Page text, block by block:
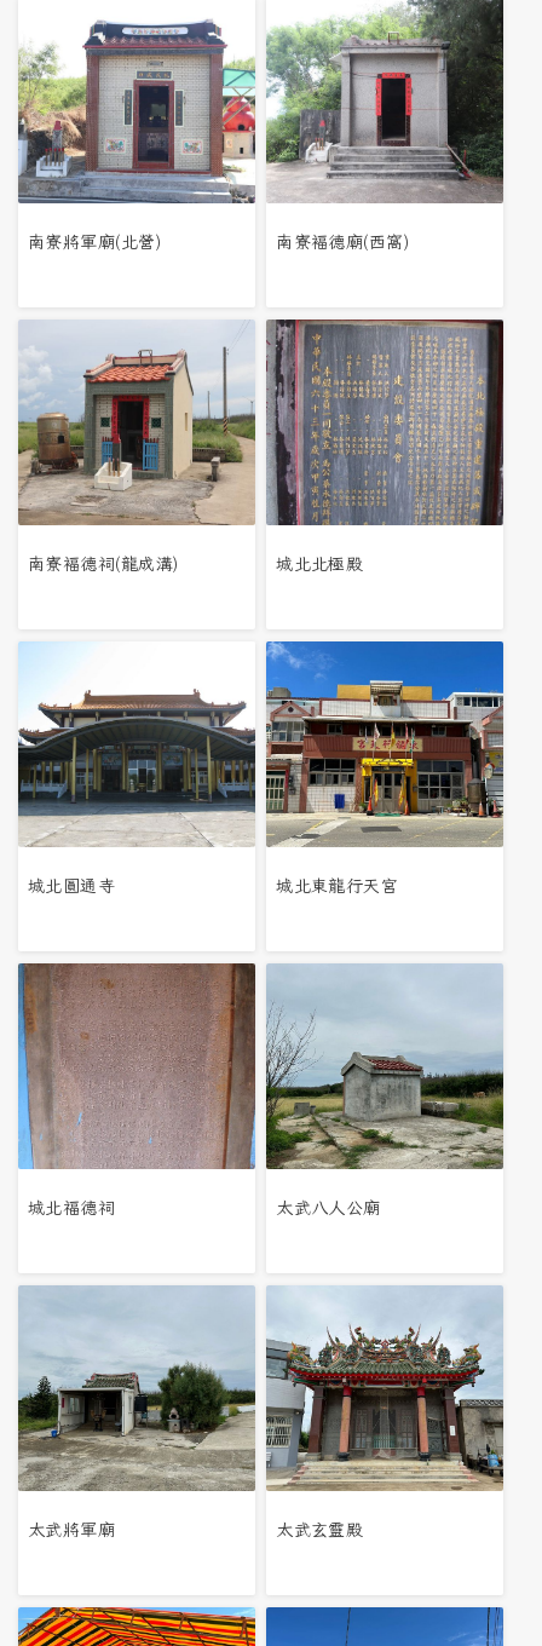
南寮將軍廟(北營) 南寮褔德廟(西窩)
南寮褔德祠(龍成溝) 城北北極殿
城北圓通寺 城北東龍行天宮
城北福德祠 太武八人公廟
太武將軍廟 太武玄靈殿